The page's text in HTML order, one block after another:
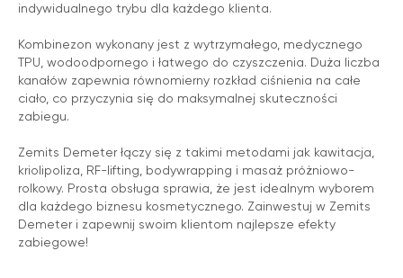
indywidualnego trybu dla każdego klienta.
Kombinezon wykonany jest z wytrzymałego, medycznego
TPU, wodoodpornego i łatwego do czyszczenia. Duża liczba
kanałów zapewnia równomierny rozkład ciśnienia na całe
ciało, co przyczynia się do maksymalnej skuteczności
zabiegu.
Zemits Demeter łączy się z takimi metodami jak kawitacja,
kriolipoliza, RF-lifting, bodywrapping i masaż próżniowo-
rolkowy. Prosta obsługa sprawia, że jest idealnym wyborem
dla każdego biznesu kosmetycznego. Zainwestuj w Zemits
Demeter i zapewnij swoim klientom najlepsze efekty
zabiegowe!